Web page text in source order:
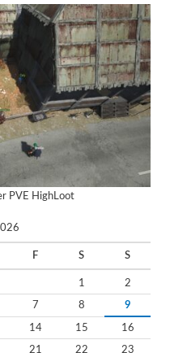
PVE HighLoot
F S S
1 2
7 8 9
14 15 16
21 22 23